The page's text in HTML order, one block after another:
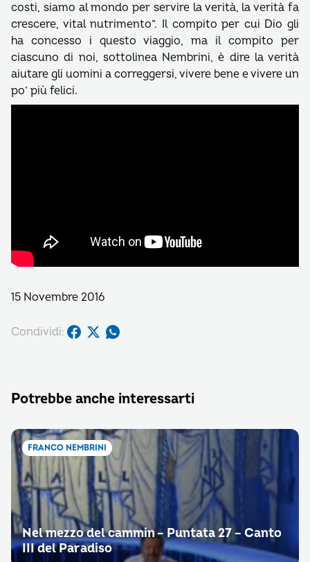
costi, siamo al mondo per servire la verità, la verità fa
crescere, vital nutrimento”. Il compito per cui Dio gli
ha concesso i questo viaggio, ma il compito per
ciascuno di noi, sottolinea Nembrini, è dire la verità
aiutare gli uomini a correggersi, vivere bene e vivere un
po’ più felici.
15 Novembre 2016
Condividi:
Potrebbe anche interessarti
FRANCO NEMBRINI
Nel mezzo del cammin – Puntata 27 – Canto
III del Paradiso